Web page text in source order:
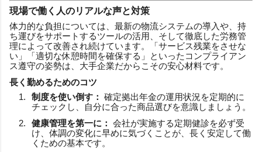
現場で働く人のリアルな声と対策
体力的な負担については、最新の物流システムの導入や、持
ち運びをサポートするツールの活用、そして徹底した労務管
理によって改善され続けています。「サービス残業をさせな
い」「適切な休憩時間を確保する」といったコンプライアン
ス遵守の姿勢は、大手企業だからこその安心材料です。
長く勤めるためのコツ
制度を使い倒す： 確定拠出年金の運用状況を定期的に
チェックし、自分に合った商品選びを意識しましょう。
健康管理を第一に： 会社が実施する定期健診を必ず受
け、体調の変化に早めに気づくことが、長く安定して働
くための基本です。